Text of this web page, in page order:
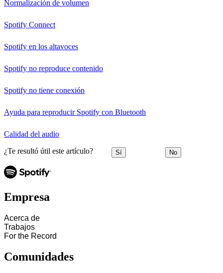
Normalización de volumen
Spotify Connect
Spotify en los altavoces
Spotify no reproduce contenido
Spotify no tiene conexión
Ayuda para reproducir Spotify con Bluetooth
Calidad del audio
¿Te resultó útil este artículo? Sí No
Empresa
Acerca de
Trabajos
For the Record
Comunidades